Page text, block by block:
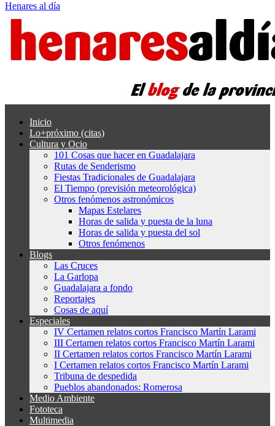
Henares al día
Inicio
Lo+próximo (citas)
Cultura y Ocio
101 Cosas que hacer en Guadalajara
Rutas de Senderismo
Fiestas Tradicionales de Guadalajara
El Tiempo (previsión meteorológica)
Otros fenómenos astronómicos
Mapas Estelares
Horas de salida y puesta de la luna
Horas de salida y puesta del sol
Otros fenómenos
Blogs
Las Cruces
La Garlopa
Guadalajara a fondo
Reportajes
Cosas de aquí
Especiales
IV Certamen relatos cortos Francisco Martín Larami
III Certamen relatos cortos Francisco Martín Larami
II Certamen relatos cortos Francisco Martín Larami
I Certamen relatos cortos Francisco Martín Larami
Tribuna de despedida
Pueblos abandonados: Romerosa
Medio Ambiente
Fototeca
Multimedia